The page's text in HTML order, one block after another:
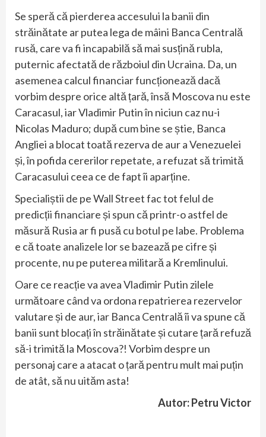
Se speră că pierderea accesului la banii din
străinătate ar putea lega de mâini Banca Centrală
rusă, care va fi incapabilă să mai susțină rubla,
puternic afectată de războiul din Ucraina. Da, un
asemenea calcul financiar funcționează dacă
vorbim despre orice altă țară, însă Moscova nu este
Caracasul, iar Vladimir Putin în niciun caz nu-i
Nicolas Maduro; după cum bine se știe, Banca
Angliei a blocat toată rezerva de aur a Venezuelei
și, în pofida cererilor repetate, a refuzat să trimită
Caracasului ceea ce de fapt îi aparține.
Specialiștii de pe Wall Street fac tot felul de
predicții financiare și spun că printr-o astfel de
măsură Rusia ar fi pusă cu botul pe labe. Problema
e că toate analizele lor se bazează pe cifre și
procente, nu pe puterea militară a Kremlinului.
Oare ce reacție va avea Vladimir Putin zilele
următoare când va ordona repatrierea rezervelor
valutare și de aur, iar Banca Centrală îi va spune că
banii sunt blocați în străinătate și cutare țară refuză
să-i trimită la Moscova?! Vorbim despre un
personaj care a atacat o țară pentru mult mai puțin
de atât, să nu uităm asta!
Autor: Petru Victor